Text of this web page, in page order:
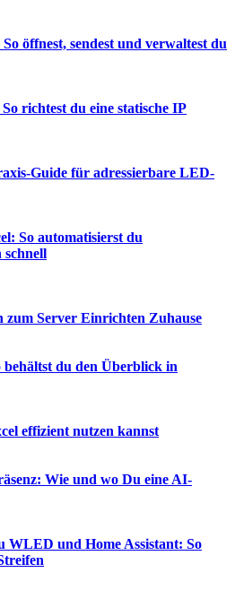
öffnest, sendest und verwaltest du
richtest du eine statische IP
Guide für adressierbare LED-
So automatisierst du
schnell
Server Einrichten Zuhause
behältst du den Überblick in
effizient nutzen kannst
Wie und wo Du eine AI-
WLED und Home Assistant: So